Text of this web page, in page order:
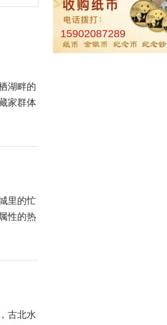
湖畔的
家群体
里的忙
性的热
古北水
15902087289